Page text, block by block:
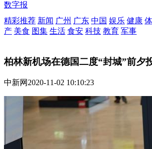
数字报
精彩推荐 新闻 广州 广东 中国 娱乐 健康
产 美食 图集 生活 食安 科技 教育 军事
柏林新机场在德国二度“封城”前夕
中新网 2020-11-02 10:10:23